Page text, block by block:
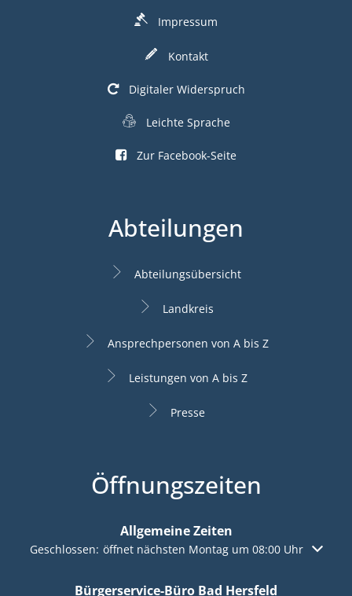
Impressum
Kontakt
Digitaler Widerspruch
Leichte Sprache
Zur Facebook-Seite
Abteilungen
Abteilungsübersicht
Landkreis
Ansprechpersonen von A bis Z
Leistungen von A bis Z
Presse
Öffnungszeiten
Allgemeine Zeiten
Klicken, um weitere Öffnungs- oder Schließzeiten
Geschlossen: öffnet nächsten Montag um 08:00 Uhr
Bürgerservice-Büro Bad Hersfeld